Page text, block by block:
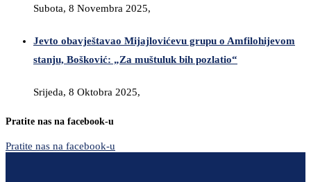
Subota, 8 Novembra 2025,
Jevto obavještavao Mijajlovićevu grupu o Amfilohijevom
stanju, Bošković: „Za muštuluk bih pozlatio“
Srijeda, 8 Oktobra 2025,
Pratite nas na facebook-u
Pratite nas na facebook-u